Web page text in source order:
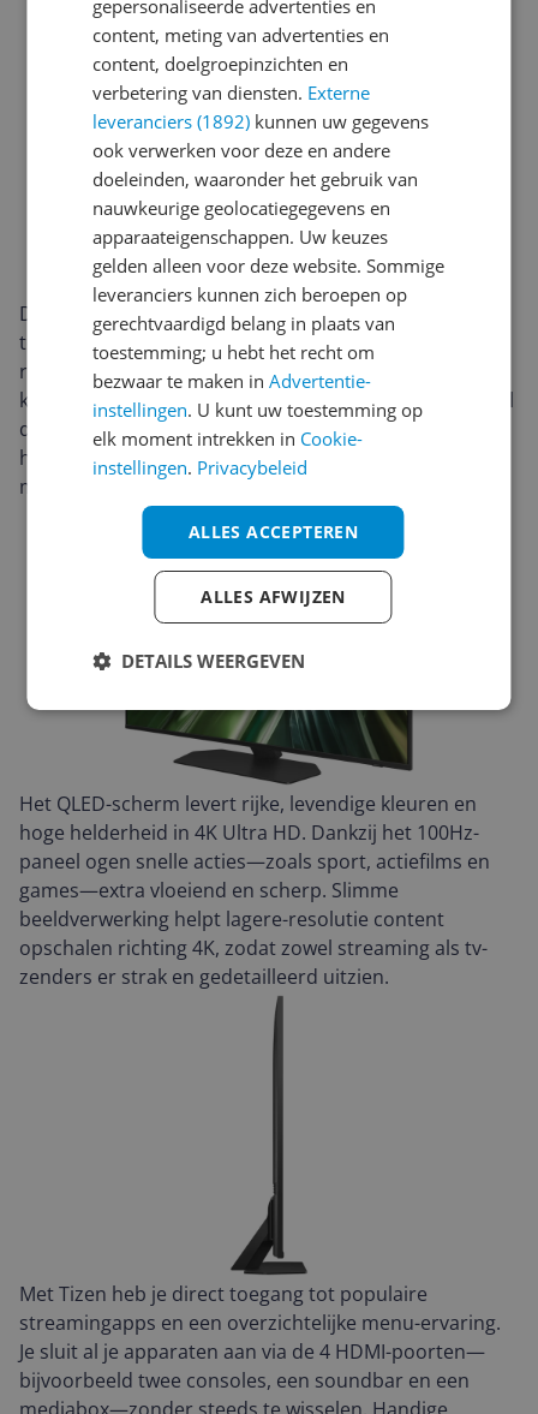
De Samsung QE43QN90D is een slanke 43-inch 4K-
televisie met een strak, randarm design dat weinig
ruimte inneemt. De compacte maat past perfect in
kleinere woonkamers, studio’s of (slaap)kamers, terwijl
de solide afwerking en een verzorgde voet zorgen dat
hij stabiel staat en zowel op een tv-meubel als aan de
muur mooi oogt.
Het QLED-scherm levert rijke, levendige kleuren en
hoge helderheid in 4K Ultra HD. Dankzij het 100Hz-
paneel ogen snelle acties—zoals sport, actiefilms en
games—extra vloeiend en scherp. Slimme
beeldverwerking helpt lagere-resolutie content
opschalen richting 4K, zodat zowel streaming als tv-
zenders er strak en gedetailleerd uitzien.
Met Tizen heb je direct toegang tot populaire
streamingapps en een overzichtelijke menu-ervaring.
Je sluit al je apparaten aan via de 4 HDMI-poorten—
bijvoorbeeld twee consoles, een soundbar en een
gepersonaliseerde advertenties en
content, meting van advertenties en
content, doelgroepinzichten en
verbetering van diensten. Externe
leveranciers (1892) kunnen uw gegevens
ook verwerken voor deze en andere
doeleinden, waaronder het gebruik van
nauwkeurige geolocatiegegevens en
apparaateigenschappen. Uw keuzes
gelden alleen voor deze website. Sommige
leveranciers kunnen zich beroepen op
gerechtvaardigd belang in plaats van
toestemming; u hebt het recht om
bezwaar te maken inAdvertentie-
instellingen. U kunt uw toestemming op
elk moment intrekken in Cookie-
instellingen. Privacybeleid
ALLES ACCEPTEREN
ALLES AFWIJZEN
DETAILS WEERGEVEN